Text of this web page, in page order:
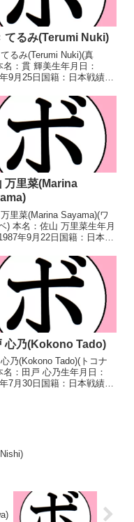
てるみ(Terumi Nuki)
るみ(Terumi Nuki)(真
名：貫 輝美生年月日：
9月25日国籍：日本戦績：
】第7代日本女子バンタム
第6代OPBF東洋太平洋ス
ーフライ級王座第9代OP...
万里菜(Marina
里菜(Marina Sayama)(ワ
) 本名：佐山 万里菜生年月
年9月22日国籍：日本戦
ル】なし 【戦歴】
03/15 ○4R判定 3-0(40-
...
心乃(Kokono Tado)
乃(Kokono Tado)(トコナ
名：田戸 心乃生年月日：
7月30日国籍：日本戦績：